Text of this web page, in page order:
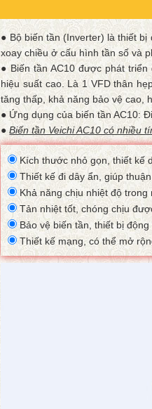
● Bộ biến tần (Inverter) là thiết
xoay chiều ở cấu hình tần số và
● Biến tần AC10 được phát
hiệu suất cao. Là 1 VFD thân
tăng thấp, khả năng bảo vệ cao,
● Ứng dụng của biến tần AC10:
●Biến tần Veichi AC10 có nhiều
Kích thước nhỏ gọn, thiết kế
Thiết kế đi dây ẩn, giúp
Khả năng chịu nhiệt độ
Tản nhiệt tốt, chóng chịu
Bảo vệ biến tần, thiết bị
Thiết kế mạng, có thể mở